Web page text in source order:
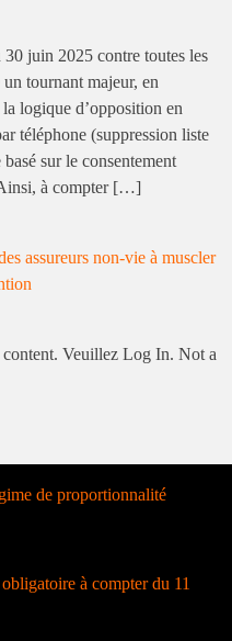
juin 2025 contre toutes les
tournant majeur, en
logique d’opposition en
téléphone (suppression liste
sur le consentement
à compter […]
assureurs non-vie à muscler
Veuillez Log In. Not a
de proportionnalité
à compter du 11